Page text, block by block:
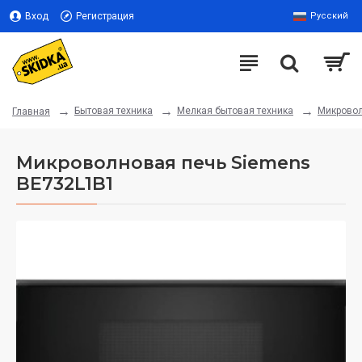
Вход Регистрация Русский
Главная Бытовая техника Мелкая бытовая техника
Микроволновая печь Siemens
BE732L1B1